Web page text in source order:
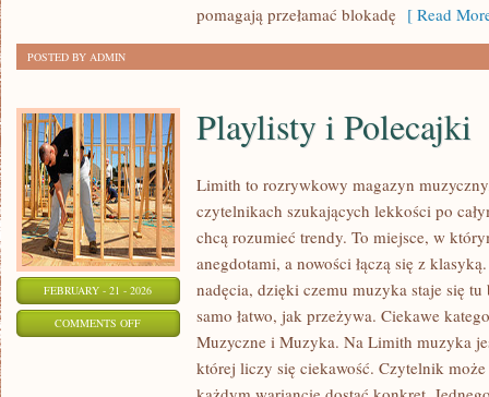
pomagają przełamać blokadę [ Read
POSTED BY ADMIN
FEBRUARY - 21 - 2026
COMMENTS OFFON
PLAYLISTY
Playlisty i Polecajki
Limith to rozrywkowy magazyn
czytelnikach szukających lekkości po
chcą rozumieć trendy. To miejsce, w
anegdotami, a nowości łączą się z
nadęcia, dzięki czemu muzyka staje się
samo łatwo, jak przeżywa. Ciekawe
Muzyczne i Muzyka. Na Limith muzyka
której liczy się ciekawość. Czytelnik